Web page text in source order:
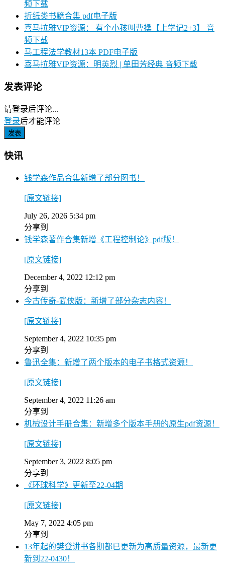
频下载
折纸类书籍合集 pdf电子版
喜马拉雅VIP资源： 有个小孩叫曹操【上学记2+3】 音
频下载
马工程法学教材13本 PDF电子版
喜马拉雅VIP资源：明英烈 | 单田芳经典 音频下载
发表评论
请登录后评论...
登录后才能评论
快讯
钱学森作品合集新增了部分图书！
[原文链接]
July 26, 2026 5:34 pm
分享到
钱学森著作合集新增《工程控制论》pdf版！
[原文链接]
December 4, 2022 12:12 pm
分享到
今古传奇-武侠版：新增了部分杂志内容！
[原文链接]
September 4, 2022 10:35 pm
分享到
鲁迅全集：新增了两个版本的电子书格式资源！
[原文链接]
September 4, 2022 11:26 am
分享到
机械设计手册合集：新增多个版本手册的原生pdf资源！
[原文链接]
September 3, 2022 8:05 pm
分享到
《环球科学》更新至22-04期
[原文链接]
May 7, 2022 4:05 pm
分享到
13年起的樊登讲书各期都已更新为高质量资源，最新更
新到22-0430！